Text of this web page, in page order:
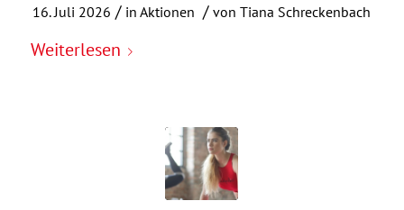
16. Juli 2026 / inAktionen / vonTiana Schreckenbach
Weiterlesen